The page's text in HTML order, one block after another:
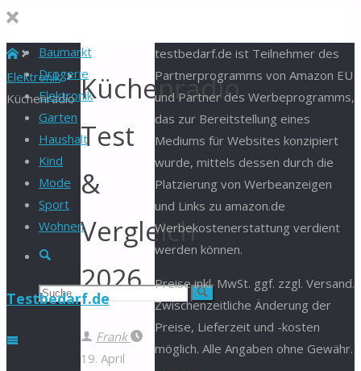
Baumarkt
Drogerie
Elektronik
Garten
Haushalt
Kind
Mode
Sport
Wohnen
Suche
Suchen Suche
Testbedarf.de
Start
Elektronik
Küchenradio Küchenradio
Test
&
Vergleich
2026
Frank
19. April
testbedarf.de ist Teilnehmer des
Partnerprogramms von Amazon EU
und Partner des Werbeprogramms,
das zur Bereitstellung eines
Mediums für Websites konzipiert
wurde, mittels dessen durch die
Platzierung von Werbeanzeigen
und Links zu amazon.de
Werbekostenerstattung verdient
werden können.
Preise inkl. MwSt. ggf. zzgl. Versand.
Zwischenzeitliche Änderung der
Preise, Lieferzeit und -kosten
möglich. Alle Angaben ohne Gewähr.